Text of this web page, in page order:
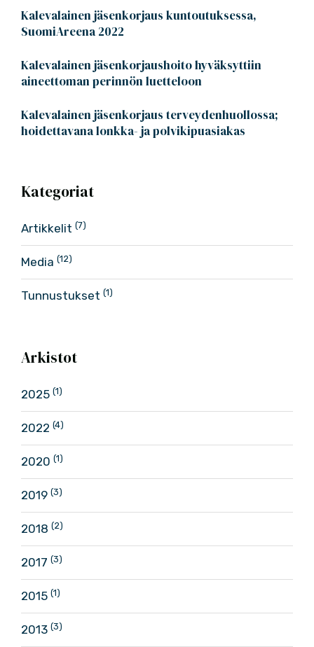
Kalevalainen jäsenkorjaus kuntoutuksessa,
SuomiAreena 2022
Kalevalainen jäsenkorjaushoito hyväksyttiin
aineettoman perinnön luetteloon
Kalevalainen jäsenkorjaus terveydenhuollossa;
hoidettavana lonkka- ja polvikipuasiakas
Kategoriat
Artikkelit (7)
Media (12)
Tunnustukset (1)
Arkistot
2025 (1)
2022 (4)
2020 (1)
2019 (3)
2018 (2)
2017 (3)
2015 (1)
2013 (3)